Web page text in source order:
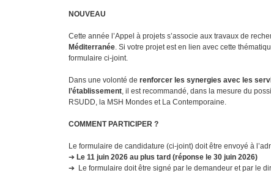
NOUVEAU
Cette année l’Appel à projets s’associe aux travaux de
Méditerranée. Si votre projet est en lien avec cette
formulaire ci-joint.
Dans une volonté derenforcer les synergies avec les
l’établissement, il est recommandé, dans la mesure du
RSUDD, la MSH Mondes et La Contemporaine.
COMMENT PARTICIPER ?
Le formulaire de candidature (ci-joint) doit être envoyé à
➔ Le 11 juin 2026 au plus tard (réponse le 30 juin 2026)
➔ Le formulaire doit être signé par le demandeur et par le